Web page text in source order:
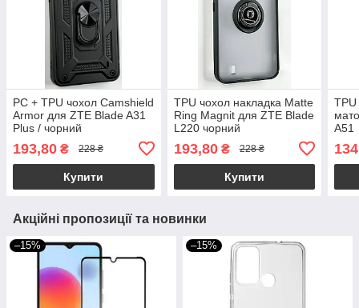
PC + TPU чохол Camshield
Armor для ZTE Blade A31
Plus / чорний
193,80 ₴ 228 ₴
Купити
TPU чохол накладка Matte
Ring Magnit для ZTE Blade
L220 чорний
193,80₴ 228 ₴
Купити
A51
Акційні пропозиції та новинки
–15% –15%